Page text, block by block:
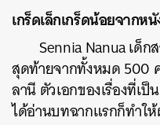
เกร็ดเล็กเกร็ดน้อยจากห
Sennia Nanua เด็
สุดท้ายจากทั้งหมด 500
ลานี ตัวเอกของเรื่องที่เ
ได้อ่านบทฉากแรกก็ทำใ